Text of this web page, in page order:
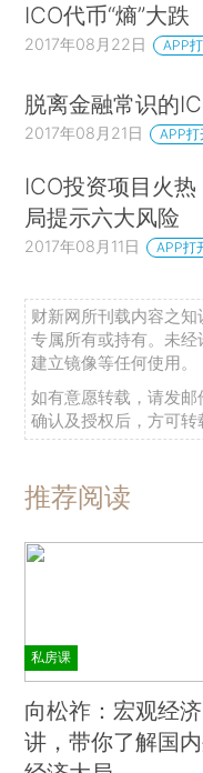
ICO代币“熵”大跌
2017年08月22日 APP
脱离金融常识的
2017年08月21日 APP打
ICO投资项目火
局提示六大风险
2017年08月11日 APP打
财新网所刊载内容之
专属所有或持有。未
建立镜像等任何使用。
如有意愿转载，请发邮
确认及授权后，方可转
推荐阅读
私房课
向松祚：宏观经
讲，带你了解国